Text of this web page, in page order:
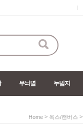
무늬별 누빔지
Home > 옥스/캔버스 >